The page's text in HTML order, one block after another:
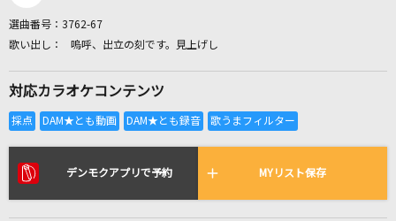
全国りれき
リアルタイムで歌われている曲の一覧
選曲番号： 3762-67
嗚呼、出立の刻です。見上げし
対応カラオケコンテンツ
デンモクアプリで予約 MYリスト保存